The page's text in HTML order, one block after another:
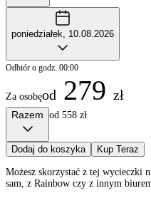
poniedziałek, 10.08.2026
Odbiór o godz. 00:00
Za osobęod 279 zł
Razem od 558 zł
Dodaj do koszyka Kup Teraz
Możesz skorzystać z tej wycieczki
sam, z Rainbow czy z innym